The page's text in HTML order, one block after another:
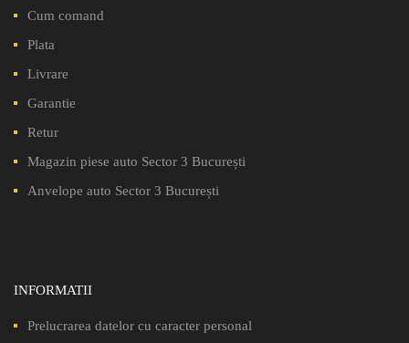
Cum comand
Plata
Livrare
Garantie
Retur
Magazin piese auto Sector 3 București
Anvelope auto Sector 3 București
INFORMATII
Prelucrarea datelor cu caracter personal